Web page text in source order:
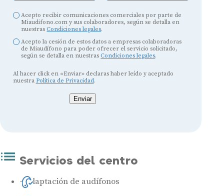
Acepto recibir comunicaciones comerciales por parte de
Miaudifono.com y sus colaboradores, según se detalla en
nuestras Condiciones legales.
Acepto la cesión de estos datos a empresas colaboradoras
de Miaudífono para poder ofrecer el servicio solicitado,
según se detalla en nuestras Condiciones legales.
Al hacer click en «Enviar» declaras haber leído y aceptado
nuestra Política de Privacidad.
Enviar
Servicios del centro
Adaptación de audífonos